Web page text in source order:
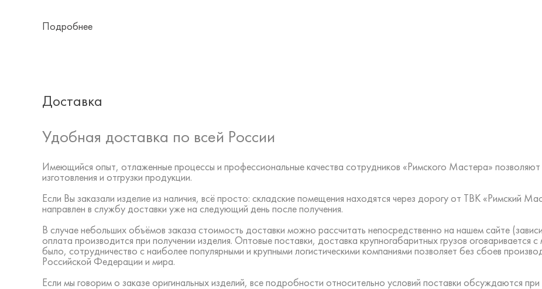
Подробнее
Доставка
Удобная доставка по всей России
Имеющийся опыт, отлаженные процессы и профессиональные качества сотрудников «Римского Мастера» позволяют
изготовления и отгрузки продукции.
Если Вы заказали изделие из наличия, всё просто: складские помещения находятся через дорогу от ТВК «Римский
направлен в службу доставки уже на следующий день после получения.
В случае небольших объёмов заказа стоимость доставки можно рассчитать непосредственно на нашем сайте
оплата производится при получении изделия. Оптовые поставки, доставка крупногабаритных грузов
было, сотрудничество с наиболее популярными и крупными логистическими компаниями позволяет без сбоев
Российской Федерации и мира.
Если мы говорим о заказе оригинальных изделий, все подробности относительно условий поставки обсуждаются